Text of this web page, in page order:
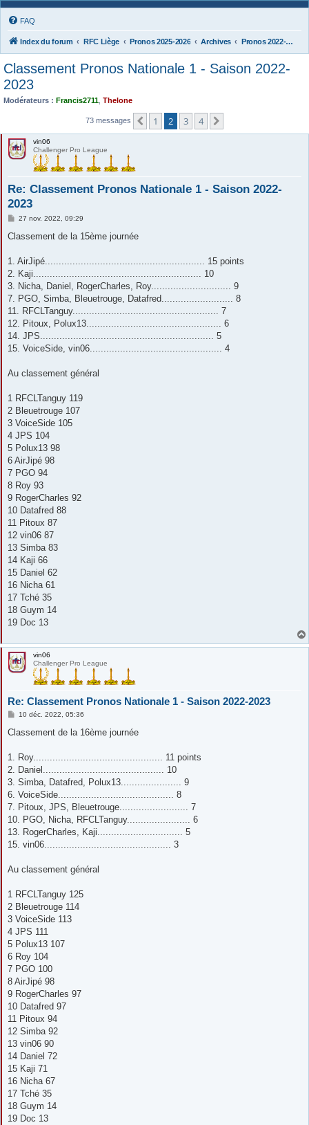
FAQ
Index du forum RFC Liège Pronos 2025-2026 Archives Pronos 2022-2023
Classement Pronos Nationale 1 - Saison 2022-
2023
Modérateurs : Francis2711 Thelone
73 messages Précédente
1 2 3 4
vin06
Challenger Pro League
Re: Classement Pronos Nationale 1 - Saison 2022-
2023
M
s
g
27 nov. 2022, 09:29
Classement de la 15ème journée
1. AirJipé.......................................................... 15 points
2. Kaji............................................................. 10
3. Nicha, Daniel, RogerCharles, Roy............................. 9
7. PGO, Simba, Bleuetrouge, Datafred.......................... 8
11. RFCLTanguy..................................................... 7
12. Pitoux, Polux13................................................. 6
14. JPS............................................................... 5
15. VoiceSide, vin06................................................ 4
Au classement général
1 RFCLTanguy 119
2 Bleuetrouge 107
3 VoiceSide 105
4 JPS 104
5 Polux13 98
6 AirJipé 98
7 PGO 94
8 Roy 93
9 RogerCharles 92
10 Datafred 88
11 Pitoux 87
12 vin06 87
13 Simba 83
14 Kaji 66
15 Daniel 62
16 Nicha 61
17 Tché 35
18 Guym 14
19 Doc 13
vin06
Challenger Pro League
Re: Classement Pronos Nationale 1 - Saison 2022-2023
M
s
g
10 déc. 2022, 05:36
Classement de la 16ème journée
1. Roy............................................... 11 points
2. Daniel............................................ 10
3. Simba, Datafred, Polux13...................... 9
6. VoiceSide.......................................... 8
7. Pitoux, JPS, Bleuetrouge......................... 7
10. PGO, Nicha, RFCLTanguy....................... 6
13. RogerCharles, Kaji............................... 5
15. vin06.............................................. 3
Au classement général
1 RFCLTanguy 125
2 Bleuetrouge 114
3 VoiceSide 113
4 JPS 111
5 Polux13 107
6 Roy 104
7 PGO 100
8 AirJipé 98
9 RogerCharles 97
10 Datafred 97
11 Pitoux 94
12 Simba 92
13 vin06 90
14 Daniel 72
15 Kaji 71
16 Nicha 67
17 Tché 35
18 Guym 14
19 Doc 13